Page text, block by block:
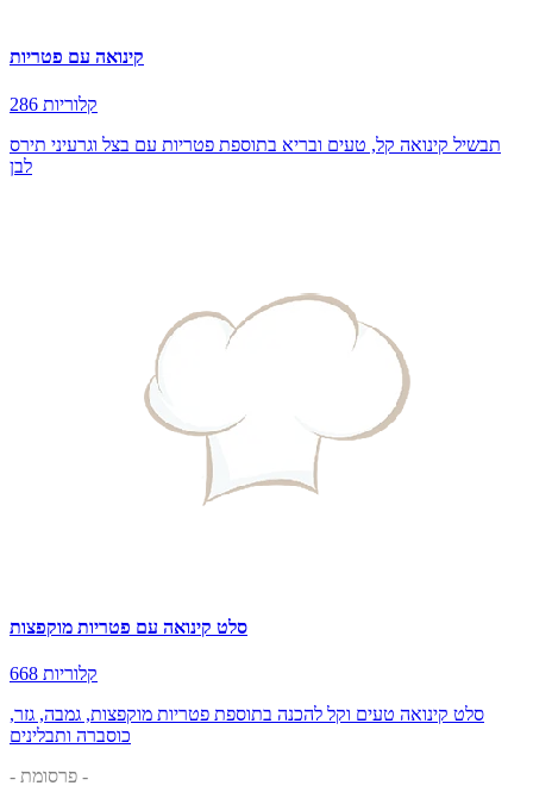
קינואה עם פטריות
286 קלוריות
תבשיל קינואה קל, טעים ובריא בתוספת פטריות עם בצל וגרעיני תירס
לבן
סלט קינואה עם פטריות מוקפצות
668 קלוריות
סלט קינואה טעים וקל להכנה בתוספת פטריות מוקפצות, גמבה, גזר,
כוסברה ותבלינים
- פרסומת -